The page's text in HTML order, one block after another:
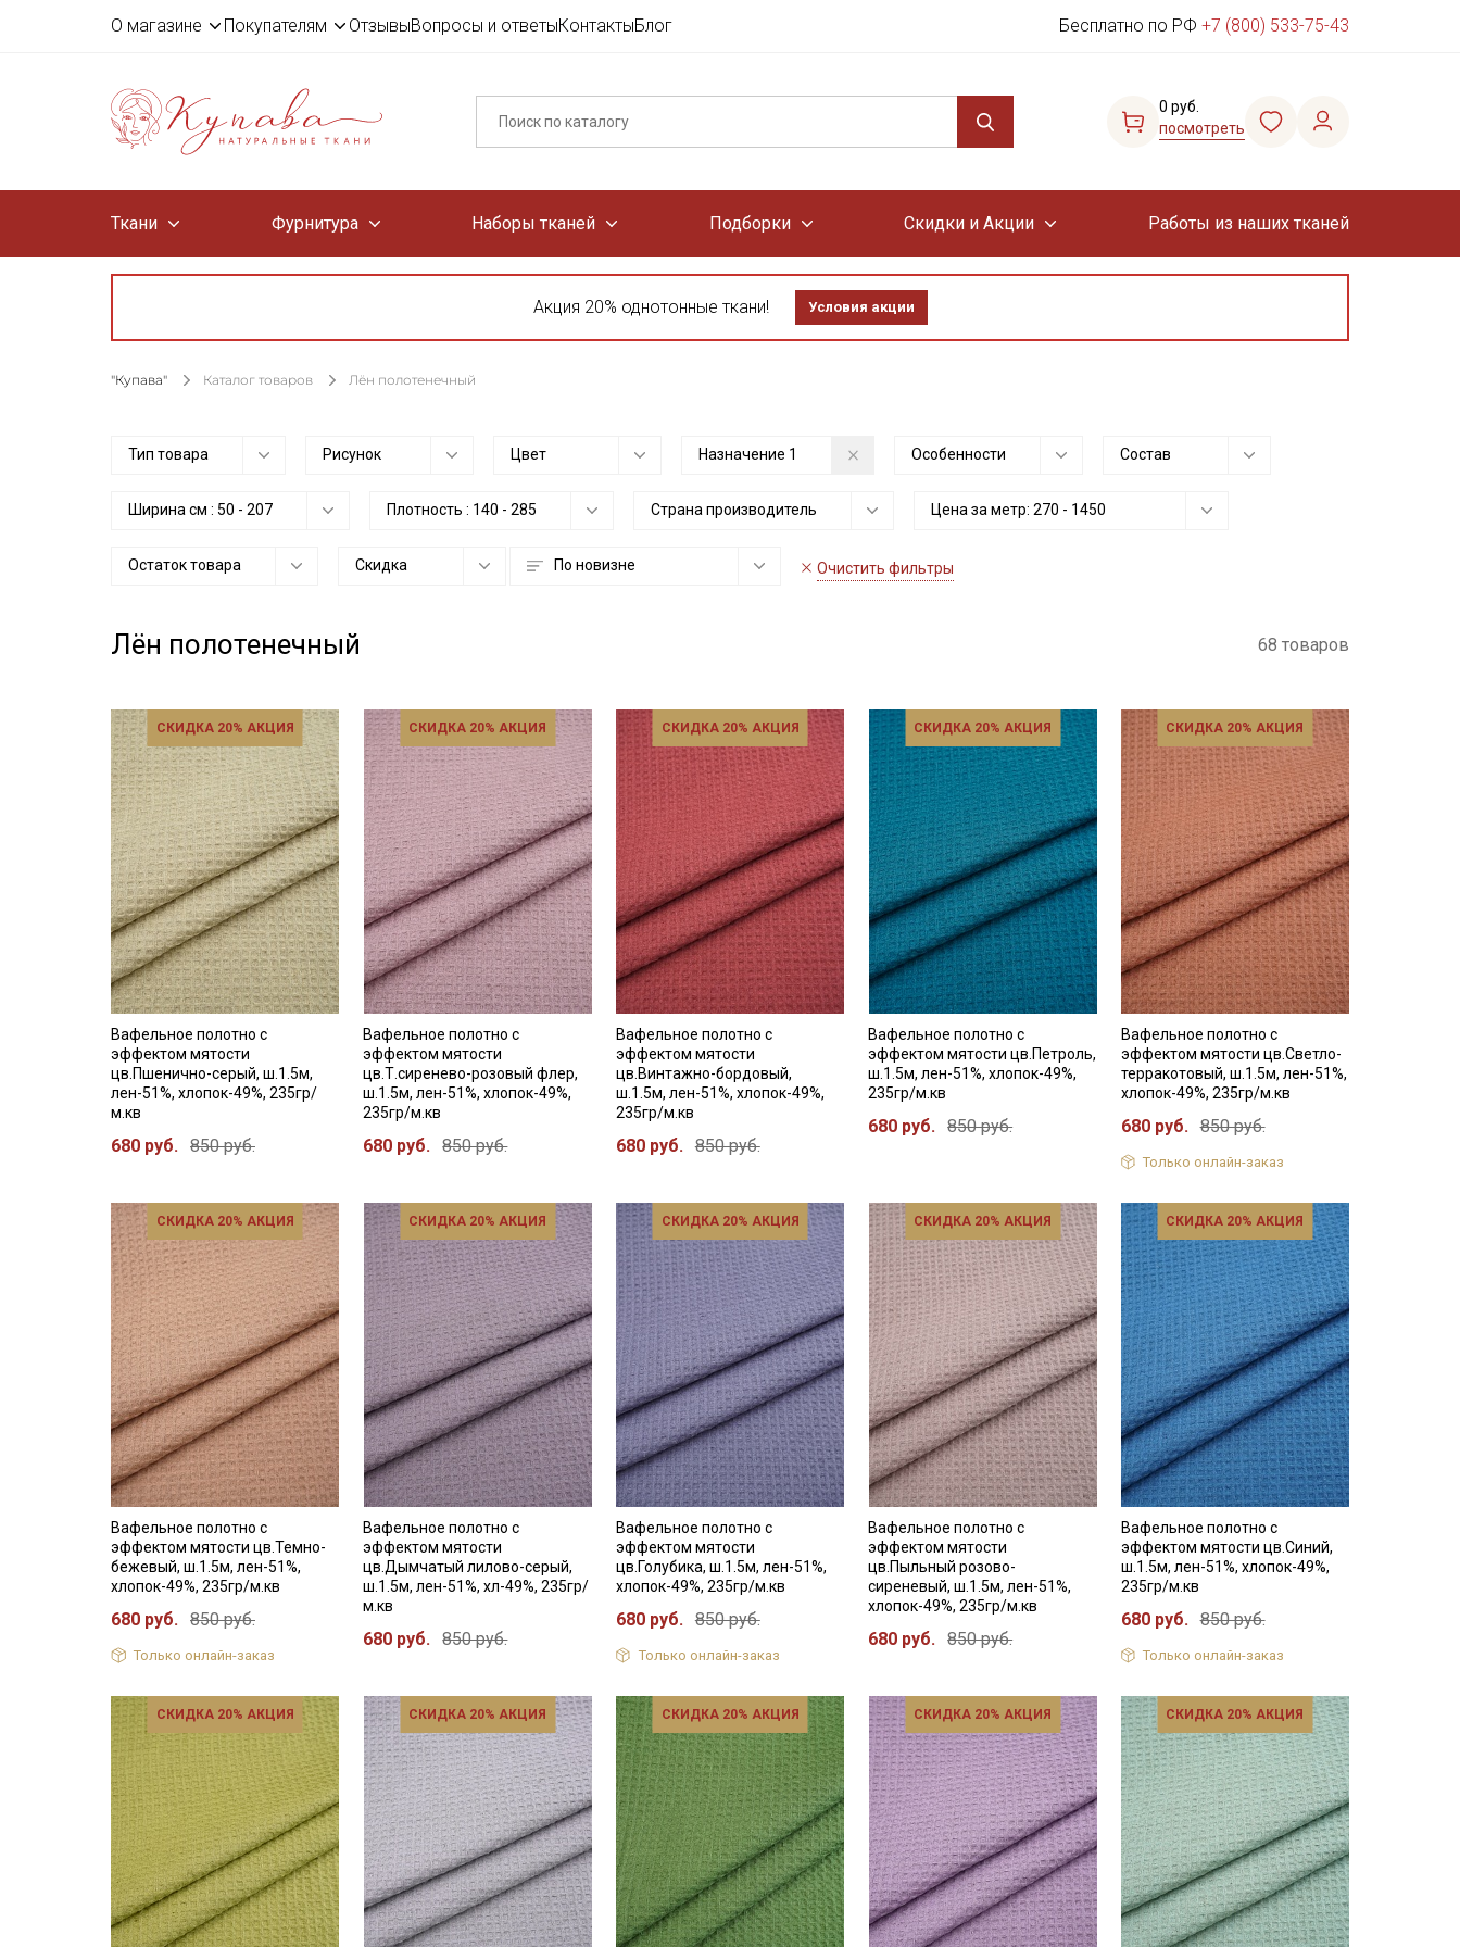
О магазине Покупателям ОтзывыВопросы и ответыКонтактыБлог Бесплатно по РФ +7 (800) 533-75-43
0 руб.
посмотреть
Ткани Фурнитура Наборы тканей Подборки Скидки и Акции Работы из наших тканей
Акция 20% однотонные ткани! Условия акции
"Купава" Каталог товаров Лён полотенечный
Тип товара Рисунок Цвет Назначение 1 Особенности Состав
Ширина см : 50 - 207 Плотность : 140 - 285 Страна производитель Цена за метр: 270 - 1450
Остаток товара Скидка По новизне Очистить фильтры
Лён полотенечный 68 товаров
СКИДКА 20% АКЦИЯ
Вафельное полотно с
эффектом мятости
цв.Пшенично-серый, ш.1.5м,
лен-51%, хлопок-49%, 235гр/
м.кв
680 руб. 850 руб.
СКИДКА 20% АКЦИЯ
Вафельное полотно с
эффектом мятости
цв.Т.сиренево-розовый флер,
ш.1.5м, лен-51%, хлопок-49%,
235гр/м.кв
680 руб. 850 руб.
СКИДКА 20% АКЦИЯ
Вафельное полотно с
эффектом мятости
цв.Винтажно-бордовый,
ш.1.5м, лен-51%, хлопок-49%,
235гр/м.кв
680 руб. 850 руб.
СКИДКА 20% АКЦИЯ
Вафельное полотно с
эффектом мятости цв.Петроль,
ш.1.5м, лен-51%, хлопок-49%,
235гр/м.кв
680 руб. 850 руб.
СКИДКА 20% АКЦИЯ
Вафельное полотно с
эффектом мятости цв.Светло-
терракотовый, ш.1.5м, лен-51%,
хлопок-49%, 235гр/м.кв
680 руб. 850 руб.
Только онлайн-заказ
СКИДКА 20% АКЦИЯ
Вафельное полотно с
эффектом мятости цв.Темно-
бежевый, ш.1.5м, лен-51%,
хлопок-49%, 235гр/м.кв
680 руб. 850 руб.
Только онлайн-заказ
СКИДКА 20% АКЦИЯ
Вафельное полотно с
эффектом мятости
цв.Дымчатый лилово-серый,
ш.1.5м, лен-51%, хл-49%, 235гр/
м.кв
680 руб. 850 руб.
СКИДКА 20% АКЦИЯ
Вафельное полотно с
эффектом мятости
цв.Голубика, ш.1.5м, лен-51%,
хлопок-49%, 235гр/м.кв
680 руб. 850 руб.
Только онлайн-заказ
СКИДКА 20% АКЦИЯ
Вафельное полотно с
эффектом мятости
цв.Пыльный розово-
сиреневый, ш.1.5м, лен-51%,
хлопок-49%, 235гр/м.кв
680 руб. 850 руб.
СКИДКА 20% АКЦИЯ
Вафельное полотно с
эффектом мятости цв.Синий,
ш.1.5м, лен-51%, хлопок-49%,
235гр/м.кв
680 руб. 850 руб.
Только онлайн-заказ
СКИДКА 20% АКЦИЯ СКИДКА 20% АКЦИЯ СКИДКА 20% АКЦИЯ СКИДКА 20% АКЦИЯ СКИДКА 20% АКЦИЯ